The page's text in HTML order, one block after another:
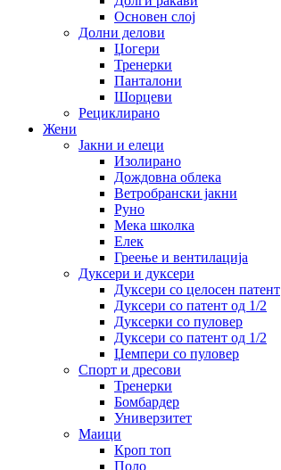
Основен слој
Долни делови
Џогери
Тренерки
Панталони
Шорцеви
Рециклирано
Жени
Јакни и елеци
Изолирано
Дождовна облека
Ветробрански јакни
Руно
Мека школка
Елек
Греење и вентилација
Дуксери и дуксери
Дуксери со целосен патент
Дуксери со патент од 1/2
Дуксерки со пуловер
Дуксери со патент од 1/2
Џемпери со пуловер
Спорт и дресови
Тренерки
Бомбардер
Универзитет
Маици
Кроп топ
Поло